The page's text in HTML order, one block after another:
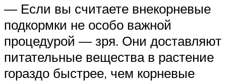
— Если вы считаете внекорневые
подкормки не особо важной
процедурой — зря. Они доставляют
питательные вещества в растение
гораздо быстрее, чем корневые